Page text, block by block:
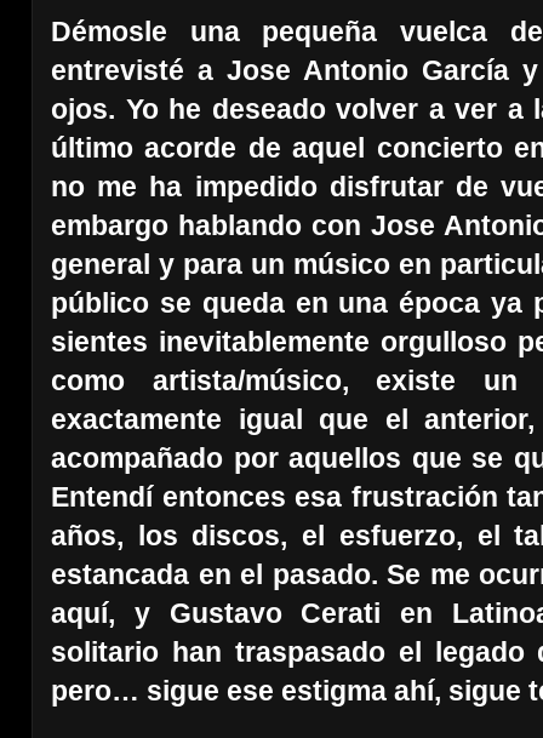
Démosle una pequeña vuelca
entrevisté a Jose Antonio García
ojos. Yo he deseado volver a ver a
último acorde de aquel concierto
no me ha impedido disfrutar de
embargo hablando con Jose
general y para un músico en
público se queda en una época ya
sientes inevitablemente orgulloso
como artista/músico, existe
exactamente igual que el
acompañado por aquellos que se
Entendí entonces esa frustración
años, los discos, el esfuerzo, el
estancada en el pasado. Se me
aquí, y Gustavo Cerati en
solitario han traspasado el legado
pero… sigue ese estigma ahí, sigue